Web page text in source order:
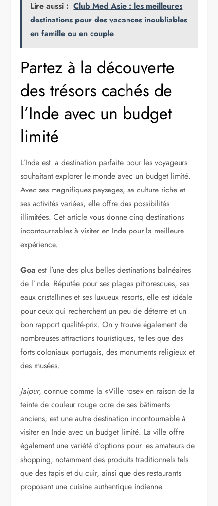
Lire aussi : Club Med Asie : les meilleures
destinations pour des vacances inoubliables
en famille ou en couple
Partez à la découverte
des trésors cachés de
l’Inde avec un budget
limité
L’Inde est la destination parfaite pour les voyageurs
souhaitant explorer le monde avec un budget limité.
Avec ses magnifiques paysages, sa culture riche et
ses activités variées, elle offre des possibilités
illimitées. Cet article vous donne cinq destinations
incontournables à visiter en Inde pour la meilleure
expérience.
Goa est l’une des plus belles destinations balnéaires
de l’Inde. Réputée pour ses plages pittoresques, ses
eaux cristallines et ses luxueux resorts, elle est idéale
pour ceux qui recherchent un peu de détente et un
bon rapport qualité-prix. On y trouve également de
nombreuses attractions touristiques, telles que des
forts coloniaux portugais, des monuments religieux et
des musées.
Jaipur, connue comme la «Ville rose» en raison de la
teinte de couleur rouge ocre de ses bâtiments
anciens, est une autre destination incontournable à
visiter en Inde avec un budget limité. La ville offre
également une variété d’options pour les amateurs de
shopping, notamment des produits traditionnels tels
que des tapis et du cuir, ainsi que des restaurants
proposant une cuisine authentique indienne.